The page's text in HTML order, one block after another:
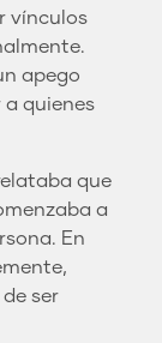
vínculos
apego
quienes
que
a
En
ser